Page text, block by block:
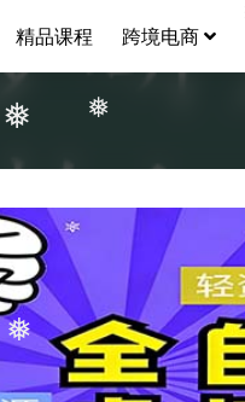
❅
❅
精品课程 跨境电商